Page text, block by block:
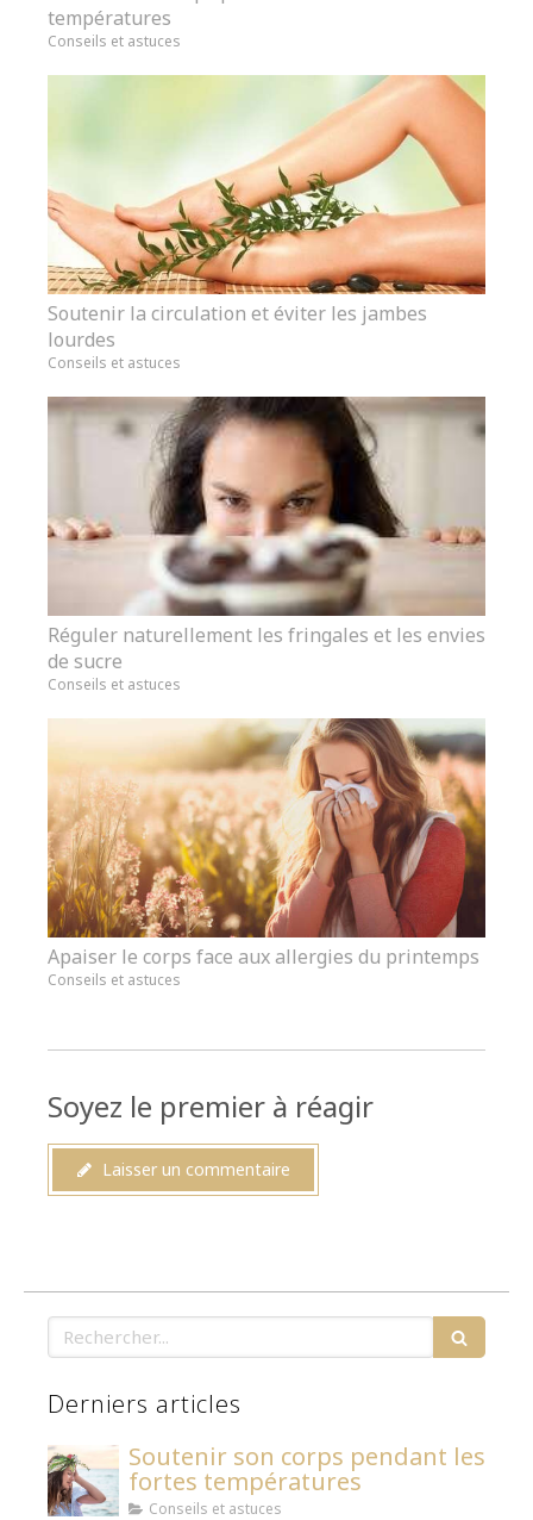
températures
Conseils et astuces
Soutenir la circulation et éviter les jambes
lourdes
Conseils et astuces
Réguler naturellement les fringales et les envies
de sucre
Conseils et astuces
Apaiser le corps face aux allergies du printemps
Conseils et astuces
Soyez le premier à réagir
Laisser un commentaire
Rechercher
Derniers articles
Soutenir son corps pendant les
fortes températures
Conseils et astuces